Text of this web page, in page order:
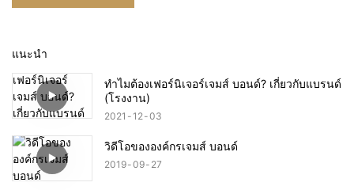
แนะนำ
ทำไมต้องเฟอร์นิเจอร์เจมส์ บอนด์? เกี่ยวกับแบรนด์
(โรงงาน)
2021 12 03
วิดีโอขององค์กรเจมส์ บอนด์
2019 09 27